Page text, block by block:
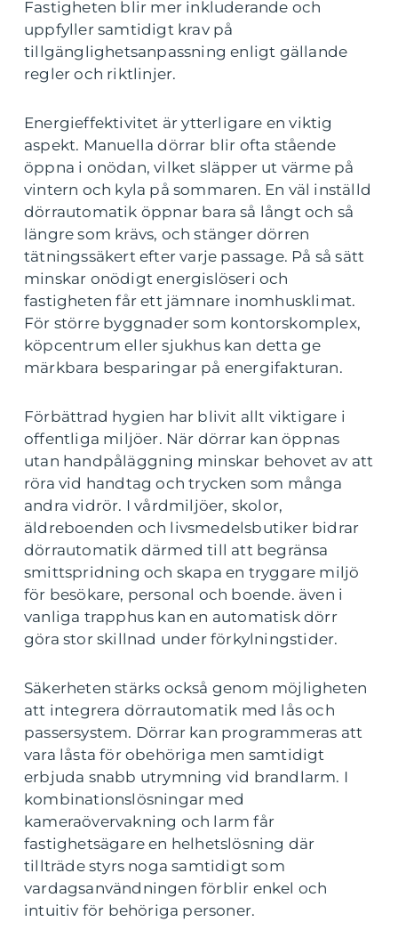
Fastigheten blir mer inkluderande och
uppfyller samtidigt krav på
tillgänglighetsanpassning enligt gällande
regler och riktlinjer.
Energieffektivitet är ytterligare en viktig
aspekt. Manuella dörrar blir ofta stående
öppna i onödan, vilket släpper ut värme på
vintern och kyla på sommaren. En väl inställd
dörrautomatik öppnar bara så långt och så
längre som krävs, och stänger dörren
tätningssäkert efter varje passage. På så sätt
minskar onödigt energislöseri och
fastigheten får ett jämnare inomhusklimat.
För större byggnader som kontorskomplex,
köpcentrum eller sjukhus kan detta ge
märkbara besparingar på energifakturan.
Förbättrad hygien har blivit allt viktigare i
offentliga miljöer. När dörrar kan öppnas
utan handpåläggning minskar behovet av att
röra vid handtag och trycken som många
andra vidrör. I vårdmiljöer, skolor,
äldreboenden och livsmedelsbutiker bidrar
dörrautomatik därmed till att begränsa
smittspridning och skapa en tryggare miljö
för besökare, personal och boende. även i
vanliga trapphus kan en automatisk dörr
göra stor skillnad under förkylningstider.
Säkerheten stärks också genom möjligheten
att integrera dörrautomatik med lås och
passersystem. Dörrar kan programmeras att
vara låsta för obehöriga men samtidigt
erbjuda snabb utrymning vid brandlarm. I
kombinationslösningar med
kameraövervakning och larm får
fastighetsägare en helhetslösning där
tillträde styrs noga samtidigt som
vardagsanvändningen förblir enkel och
intuitiv för behöriga personer.